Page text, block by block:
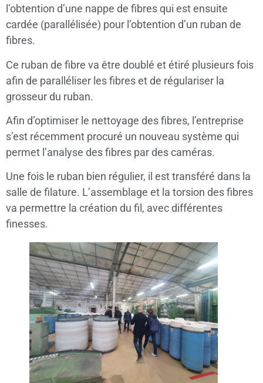
l’obtention d’une nappe de fibres qui est ensuite
cardée (parallélisée) pour l’obtention d’un ruban de
fibres.
Ce ruban de fibre va être doublé et étiré plusieurs fois
afin de paralléliser les fibres et de régulariser la
grosseur du ruban.
Afin d’optimiser le nettoyage des fibres, l’entreprise
s’est récemment procuré un nouveau système qui
permet l’analyse des fibres par des caméras.
Une fois le ruban bien régulier, il est transféré dans la
salle de filature. L’assemblage et la torsion des fibres
va permettre la création du fil, avec différentes
finesses.